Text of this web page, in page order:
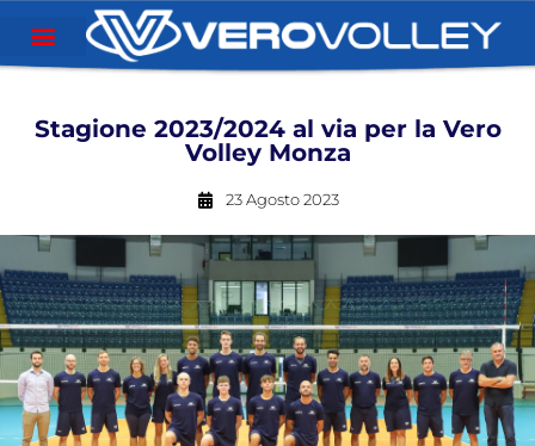
Stagione 2023/2024 al via per la Vero
Volley Monza
23 Agosto 2023